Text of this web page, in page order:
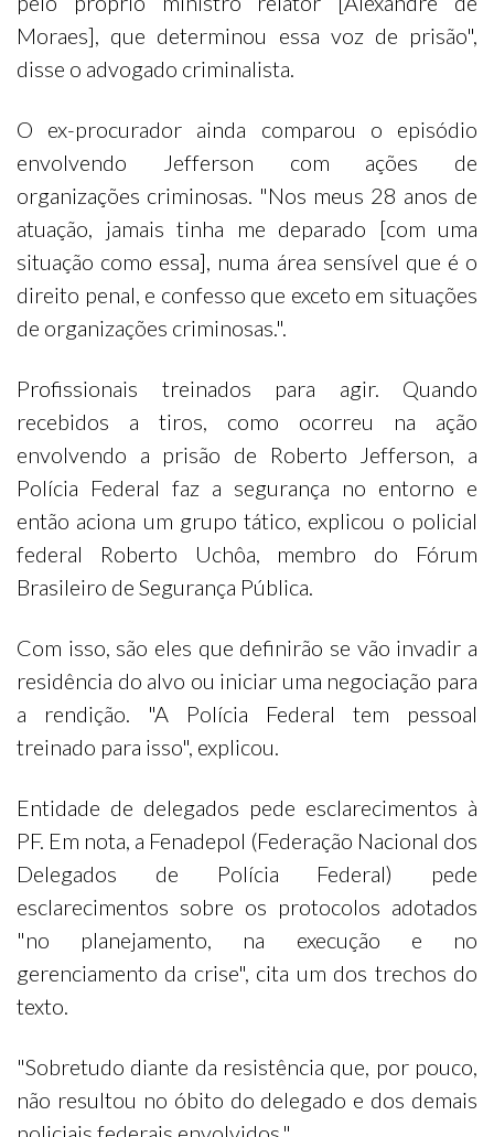
Moraes], que determinou essa voz de prisão",
disse o advogado criminalista.
O ex-procurador ainda comparou o episódio
envolvendo Jefferson com ações de
organizações criminosas. "Nos meus 28 anos de
atuação, jamais tinha me deparado [com uma
situação como essa], numa área sensível que é o
direito penal, e confesso que exceto em situações
de organizações criminosas.".
Profissionais treinados para agir. Quando
recebidos a tiros, como ocorreu na ação
envolvendo a prisão de Roberto Jefferson, a
Polícia Federal faz a segurança no entorno e
então aciona um grupo tático, explicou o policial
federal Roberto Uchôa, membro do Fórum
Brasileiro de Segurança Pública.
Com isso, são eles que definirão se vão invadir a
residência do alvo ou iniciar uma negociação para
a rendição. "A Polícia Federal tem pessoal
treinado para isso", explicou.
Entidade de delegados pede esclarecimentos à
PF. Em nota, a Fenadepol (Federação Nacional dos
Delegados de Polícia Federal) pede
esclarecimentos sobre os protocolos adotados
"no planejamento, na execução e no
gerenciamento da crise", cita um dos trechos do
texto.
"Sobretudo diante da resistência que, por pouco,
não resultou no óbito do delegado e dos demais